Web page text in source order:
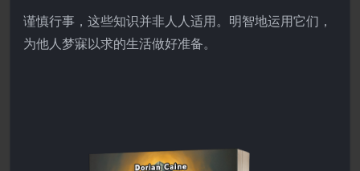
谨慎行事，这些知识并非人人适用。明智地运用它们，
为他人梦寐以求的生活做好准备。